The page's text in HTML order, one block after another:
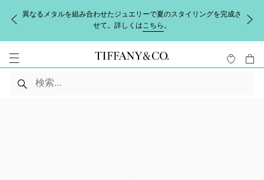
異なるメタルを組み合わせたジュエリーで夏のスタイリングを完成さ
せて。詳しくはこちら 。